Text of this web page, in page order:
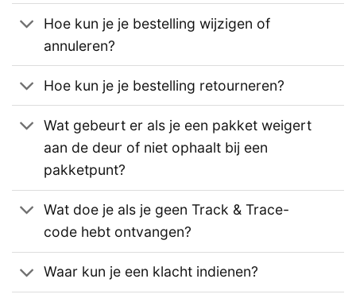
Hoe kun je je bestelling wijzigen of
annuleren?
Hoe kun je je bestelling retourneren?
Wat gebeurt er als je een pakket weigert
aan de deur of niet ophaalt bij een
pakketpunt?
Wat doe je als je geen Track & Trace-
code hebt ontvangen?
Waar kun je een klacht indienen?